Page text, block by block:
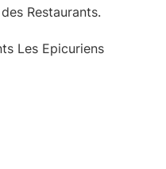
Restaurants.